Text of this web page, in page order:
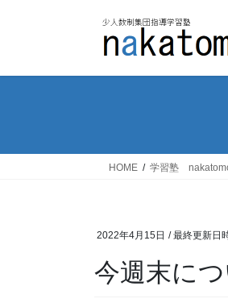
HOME 学習塾
2022年4月15日 / 最終更新日
今週末に